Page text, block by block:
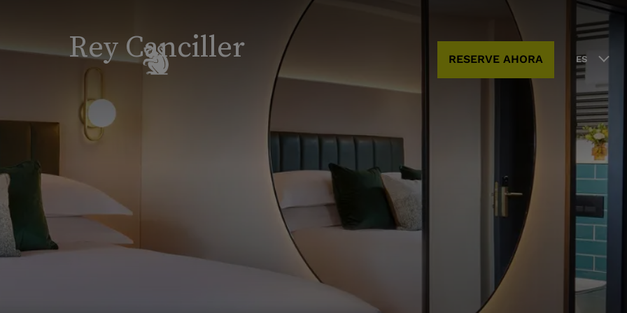
RESERVE AHORA ES
Rey Canciller